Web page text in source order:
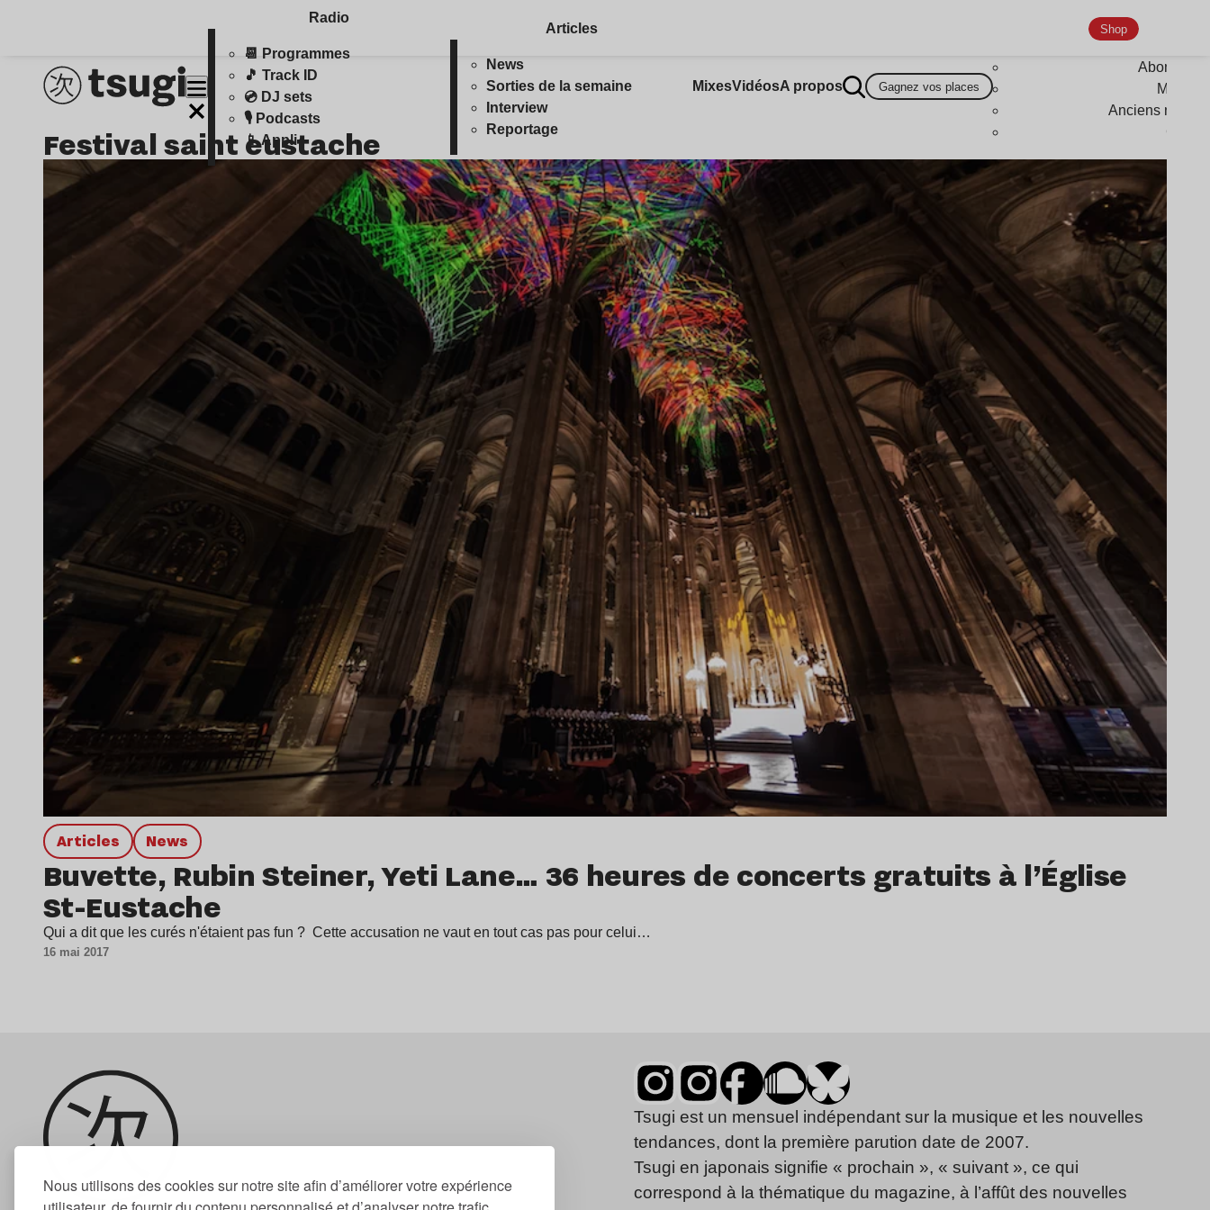
Nous utilisons des cookies sur notre site afin d’améliorer votre expérience
Radio
📆 Programmes
🎵 Track ID
💿 DJ sets
🎙️ Podcasts
📱 Appli
Articles
News
Sorties de la semaine
Interview
Reportage
MixesVidéosA propos Gagnez vos places
Shop
Anciens
festival saint eustache
Articles news
Buvette, Rubin Steiner, Yeti Lane… 36 heures de concerts gratuits à l’Église
St-Eustache
Qui a dit que les curés n'étaient pas fun ? Cette accusation ne vaut en tout cas pas pour celui…
16 mai 2017
Tsugi est un mensuel indépendant sur la musique et les nouvelles
tendances, dont la première parution date de 2007.
Tsugi en japonais signifie « prochain », « suivant », ce qui
correspond à la thématique du magazine, à l’affût des nouvelles